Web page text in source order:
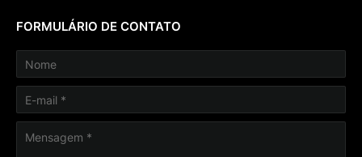
FORMULÁRIO DE CONTATO